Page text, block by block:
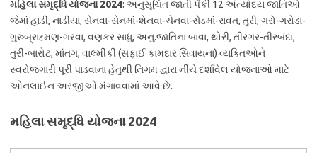
મહિલા સમૃદ્ધિ યોજના 2024: અનુસૂચિત જાતી પૈકી 12 અંત્યોદય જાતિઓ
જેમાં હાડી, નાડીયા, સેનવા-સેનમાં-શેનવા-ચેનવા-સેડમાં-રાવત, તુરી, ગરો-ગરોડા-
ગુરુબ્રાહ્મણ-ગરવા, વણકર સાધુ, અનુ.જાતિના બાવા, થોરી, તીરગર-તીરબંદા,
તુરી-બારોટ, માંતગ, વાલ્મીકી (સફાઈ કામદાર સિવાયના) વ્યક્તિઓને
સ્વરોજગારી પૂરી પાડવાના હેતુથી નિગમ દ્વારા નીચે દર્શાવેલ યોજનાઓ માટે
ઓનલાઈન અરજીઓ મંગાવવામાં આવે છે.
મહિલા સમૃદ્ધિ યોજના 2024